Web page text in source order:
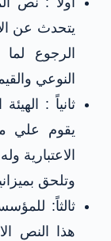
يتحدث عن
الرجوع
النوعي
ثانياً :
يقوم علي
الاعتبارية
وتلحق
ثالثاً:
هذا النص